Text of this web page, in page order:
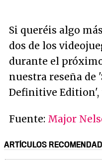
Si queréis algo
dos de los
durante el
nuestra reseña de
Definitive Edition',
Fuente: Major
ARTÍCULOS